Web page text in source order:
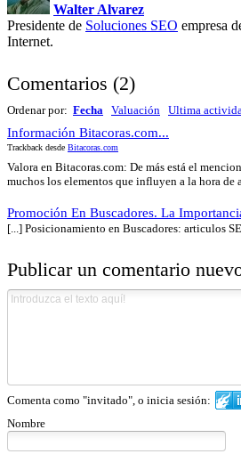
Walter Alvarez
Presidente de Soluciones SEO empresa
Internet.
Comentarios (2)
Ordenar por: Fecha Valuación Ultima
Información Bitacoras.com...
Trackback desde Bitacoras.com
Valora en Bitacoras.com: De más está el
muchos los elementos que influyen a la hora de
Promoción En Buscadores. La
[...] Posicionamiento en Buscadores: articulos
Publicar un comentario
Comenta como "invitado", o inicia sesión:
Nombre